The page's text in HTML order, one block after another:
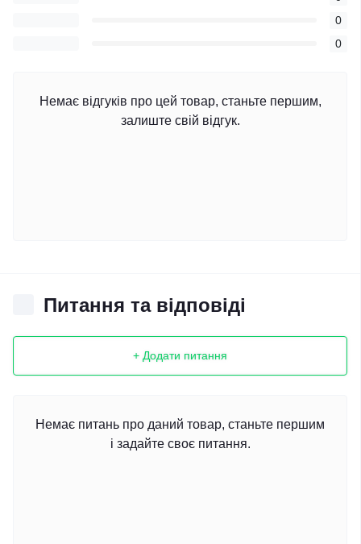
0
0
Немає відгуків про цей товар, станьте першим,
залиште свій відгук.
Питання та відповіді
+ Додати питання
Немає питань про даний товар, станьте першим
і задайте своє питання.